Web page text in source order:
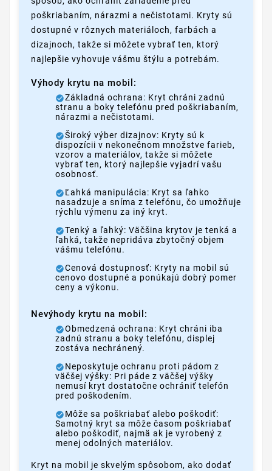
poškriabaním, nárazmi a nečistotami. Kryty sú
dostupné v rôznych materiáloch, farbách a
dizajnoch, takže si môžete vybrať ten, ktorý
najlepšie vyhovuje vášmu štýlu a potrebám.
Výhody krytu na mobil:
Základná ochrana: Kryt chráni zadnú
stranu a boky telefónu pred poškriabaním,
nárazmi a nečistotami.
Široký výber dizajnov: Kryty sú k
dispozícii v nekonečnom množstve farieb,
vzorov a materiálov, takže si môžete
vybrať ten, ktorý najlepšie vyjadrí vašu
osobnosť.
Ľahká manipulácia: Kryt sa ľahko
nasadzuje a sníma z telefónu, čo umožňuje
rýchlu výmenu za iný kryt.
Tenký a ľahký: Väčšina krytov je tenká a
ľahká, takže nepridáva zbytočný objem
vášmu telefónu.
Cenová dostupnosť: Kryty na mobil sú
cenovo dostupné a ponúkajú dobrý pomer
ceny a výkonu.
Nevýhody krytu na mobil:
Obmedzená ochrana: Kryt chráni iba
zadnú stranu a boky telefónu, displej
zostáva nechránený.
Neposkytuje ochranu proti pádom z
väčšej výšky: Pri páde z väčšej výšky
nemusí kryt dostatočne ochrániť telefón
pred poškodením.
Môže sa poškriabať alebo poškodiť:
Samotný kryt sa môže časom poškriabať
alebo poškodiť, najmä ak je vyrobený z
menej odolných materiálov.
Kryt na mobil je skvelým spôsobom, ako dodať